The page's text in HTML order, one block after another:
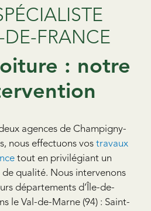
DE-FRANCE
: notre
agences de Champigny-
nous effectuons vostravaux
tout en privilégiant un
qualité. Nous intervenons
départements d’Île-de-
le Val-de-Marne (94) : Saint-